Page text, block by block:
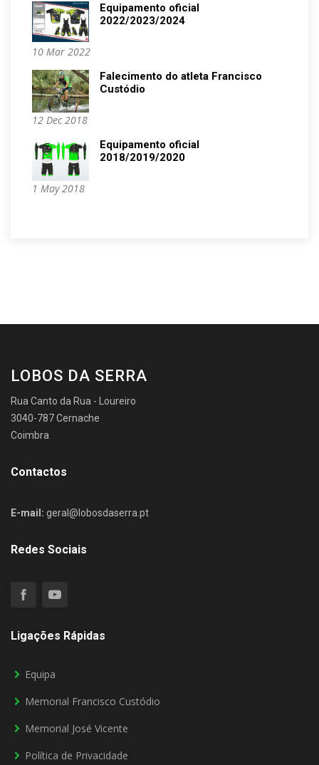
Equipamento oficial
2022/2023/2024
10 Mar 2022
Falecimento do atleta Francisco
Custódio
12 Dec 2018
Equipamento oficial
2018/2019/2020
1 May 2018
LOBOS DA SERRA
Rua Canto da Rua - Loureiro
3040-787 Cernache
Coimbra
Contactos
E-mail: geral@lobosdaserra.pt
Redes Sociais
Ligações Rápidas
Equipa
Memorial Francisco Custódio
Memorial José Vicente
Política de Privacidade